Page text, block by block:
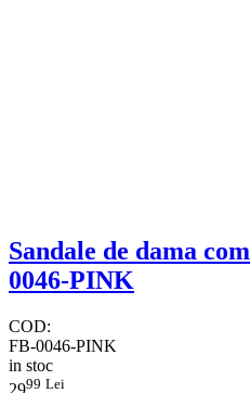
Sandale de dama
0046-PINK
COD:
FB-0046-PINK
in stoc
2999 Lei